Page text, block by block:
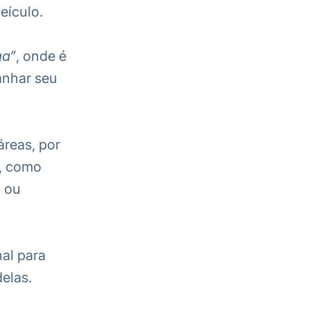
, onde é
seu
por
como
ou
para